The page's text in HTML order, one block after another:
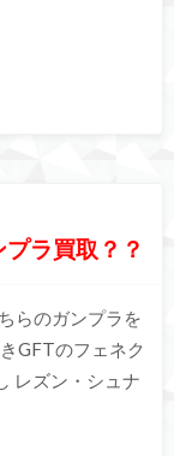
プラ買取？？
らのガンプラを
GFTのフェネク
レズン・シュナ